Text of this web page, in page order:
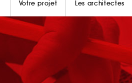
Votre projet Les architectes